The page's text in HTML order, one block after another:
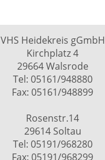
VHS Heidekreis gGmbH
Kirchplatz 4
29664 Walsrode
Tel: 05161/948880
Fax: 05161/948899
Rosenstr.14
29614 Soltau
Tel: 05191/968280
Fax: 05191/968299